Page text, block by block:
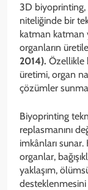
3D
niteliğinde bir
katman katman
organların
2014). Özellikle
üretimi, organ
çözümler
Biyoprinting
replasmanını
imkânları
organlar,
yaklaşım,
desteklenmesini